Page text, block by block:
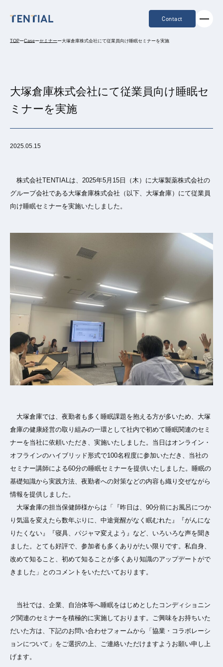
Contact
TOPーCaseーセミナーー大塚倉庫株式会社にて従業員向け睡眠セミナーを実施
大塚倉庫株式会社にて従業員向け睡眠セ
ミナーを実施
2025.05.15
株式会社TENTIALは、2025年5月15日（木）に大塚製薬株式会社の
グループ会社である大塚倉庫株式会社（以下、大塚倉庫）にて従業員
向け睡眠セミナーを実施いたしました。
大塚倉庫では、夜勤者も多く睡眠課題を抱える方が多いため、大塚
倉庫の健康経営の取り組みの一環として社内で初めて睡眠関連のセミ
ナーを当社に依頼いただき、実施いたしました。当日はオンライン・
オフラインのハイブリッド形式で100名程度に参加いただき、当社の
セミナー講師による60分の睡眠セミナーを提供いたしました。睡眠の
基礎知識から実践方法、夜勤者への対策などの内容も織り交ぜながら
情報を提供しました。
大塚倉庫の担当保健師様からは「『昨日は、90分前にお風呂につか
り気温を変えたら数年ぶりに、中途覚醒がなく眠むれた』『がんにな
りたくない』『寝具、パジャマ変えよう』など、いろいろな声を聞き
ました。とても好評で、参加者も多くありがたい限りです。私自身、
改めて知ること、初めて知ることが多くあり知識のアップデートがで
きました」とのコメントをいただいております。
当社では、企業、自治体等へ睡眠をはじめとしたコンディショニン
グ関連のセミナーを積極的に実施しております。ご興味をお持ちいた
だいた方は、下記のお問い合わせフォームから「協業・コラボレーシ
ョンについて」をご選択の上、ご連絡いただけますようお願い申し上
げます。